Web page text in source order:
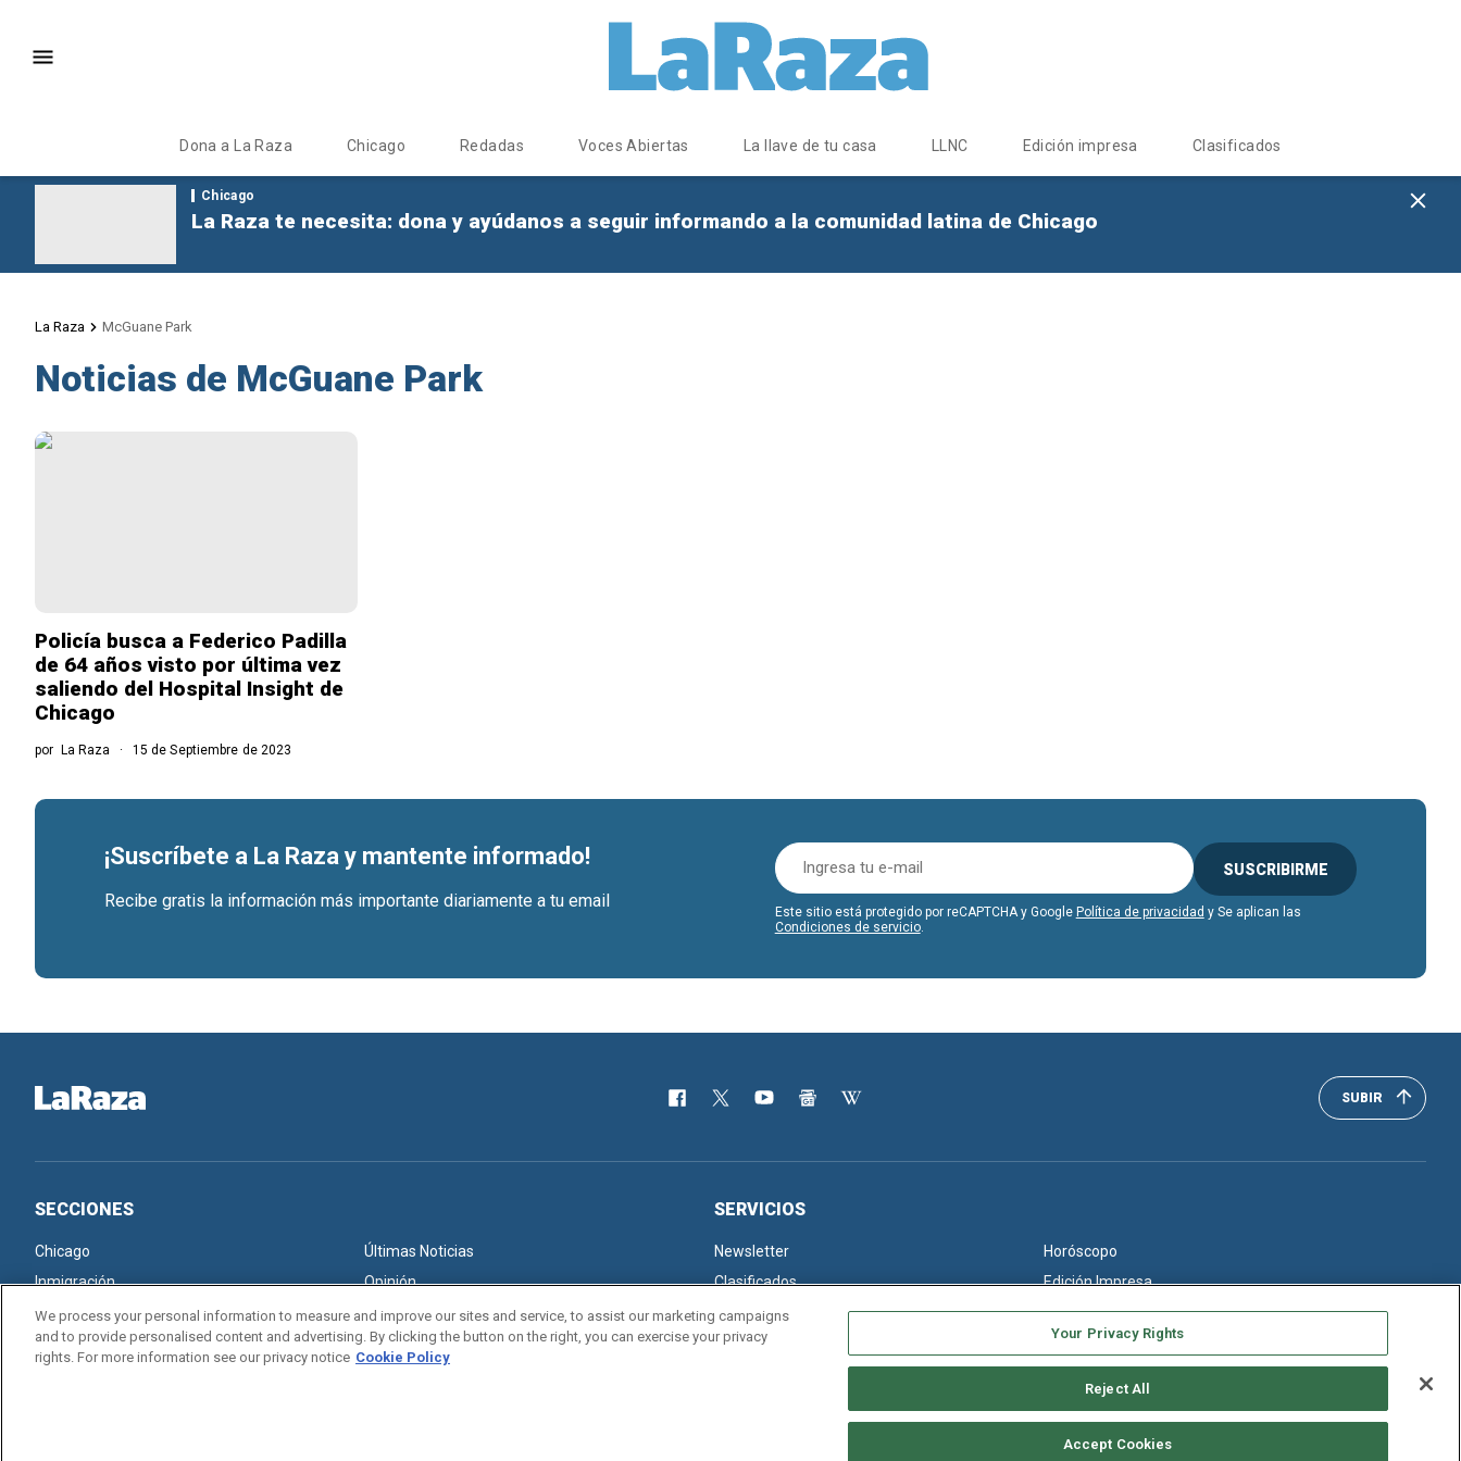
Dona a La Raza Chicago Redadas Voces Abiertas La llave de tu casa LLNC Edición impresa Clasificados
Chicago
La Raza te necesita: dona y ayúdanos a seguir informando a la comunidad latina de Chicago
La Raza McGuane Park
Noticias de McGuane Park
Policía busca a Federico Padilla
de 64 años visto por última vez
saliendo del Hospital Insight de
Chicago
por La Raza 15 de Septiembre de 2023
¡Suscríbete a La Raza y mantente informado!
Recibe gratis la información más importante diariamente a tu email
SUSCRIBIRME
Este sitio está protegido por reCAPTCHA y Google Política de privacidad y Se aplican las
Condiciones de servicio.
SUBIR
SECCIONES
Chicago
Últimas Noticias
Inmigración
Opinión
SERVICIOS
Newsletter
Horóscopo
Clasificados
Edición Impresa
We process your personal information to measure and improve our sites and service, to assist our marketing campaigns
and to provide personalised content and advertising. By clicking the button on the right, you can exercise your privacy
rights. For more information see our privacy notice Cookie Policy
Your Privacy Rights
Reject All
Accept Cookies